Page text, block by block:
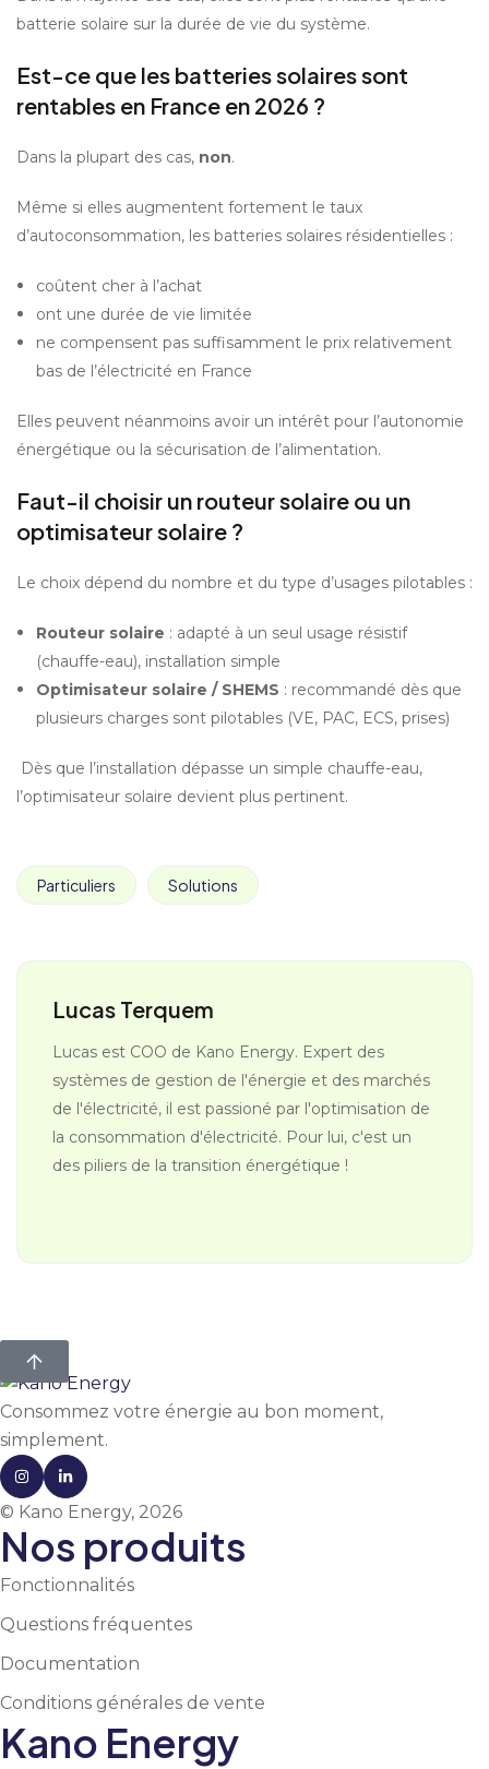
batterie solaire sur la durée de vie du système.
Est-ce que les batteries solaires sont
rentables en France en 2026 ?
Dans la plupart des cas, non.
Même si elles augmentent fortement le taux
d’autoconsommation, les batteries solaires résidentielles :
coûtent cher à l’achat
ont une durée de vie limitée
ne compensent pas suffisamment le prix relativement
bas de l’électricité en France
Elles peuvent néanmoins avoir un intérêt pour l’autonomie
énergétique ou la sécurisation de l’alimentation.
Faut-il choisir un routeur solaire ou un
optimisateur solaire ?
Le choix dépend du nombre et du type d’usages pilotables :
Routeur solaire : adapté à un seul usage résistif
(chauffe-eau), installation simple
Optimisateur solaire / SHEMS : recommandé dès que
plusieurs charges sont pilotables (VE, PAC, ECS, prises)
l’optimisateur solaire devient plus pertinent.
Particuliers Solutions
Lucas Terquem
Lucas est COO de Kano Energy. Expert des
systèmes de gestion de l'énergie et des marchés
de l'électricité, il est passioné par l'optimisation de
la consommation d'électricité. Pour lui, c'est un
des piliers de la transition énergétique !
Consommez votre énergie au bon moment,
simplement.
© Kano Energy, 2026
Nos produits
Fonctionnalités
Questions fréquentes
Documentation
Conditions générales de vente
Kano Energy